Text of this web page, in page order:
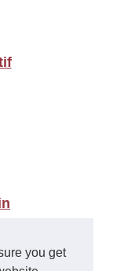
you get